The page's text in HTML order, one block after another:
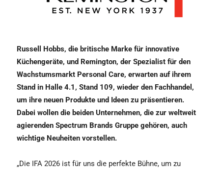
Russell Hobbs, die britische Marke für innovative
Küchengeräte, und Remington, der Spezialist für den
Wachstumsmarkt Personal Care, erwarten auf ihrem
Stand in Halle 4.1, Stand 109, wieder den Fachhandel,
um ihre neuen Produkte und Ideen zu präsentieren.
Dabei wollen die beiden Unternehmen, die zur weltweit
agierenden Spectrum Brands Gruppe gehören, auch
wichtige Neuheiten vorstellen.
„Die IFA 2026 ist für uns die perfekte Bühne, um zu